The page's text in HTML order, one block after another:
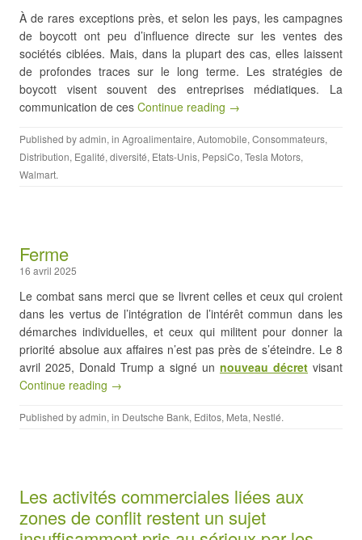
À de rares exceptions près, et selon les pays, les campagnes
de boycott ont peu d’influence directe sur les ventes des
sociétés ciblées. Mais, dans la plupart des cas, elles laissent
de profondes traces sur le long terme. Les stratégies de
boycott visent souvent des entreprises médiatiques. La
communication de ces Continue reading →
Published byadmin, in Agroalimentaire, Automobile, Consommateurs,
Distribution, Egalité, diversité, Etats-Unis, PepsiCo, Tesla Motors,
Walmart.
Ferme
16 avril 2025
Le combat sans merci que se livrent celles et ceux qui croient
dans les vertus de l’intégration de l’intérêt commun dans les
démarches individuelles, et ceux qui militent pour donner la
priorité absolue aux affaires n’est pas près de s’éteindre. Le 8
avril 2025, Donald Trump a signé un nouveau décret visant
Continue reading →
Published byadmin, in Deutsche Bank, Editos, Meta, Nestlé.
Les activités commerciales liées aux
zones de conflit restent un sujet